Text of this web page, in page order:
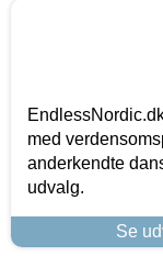
med
anderkendte
udvalg.
Se